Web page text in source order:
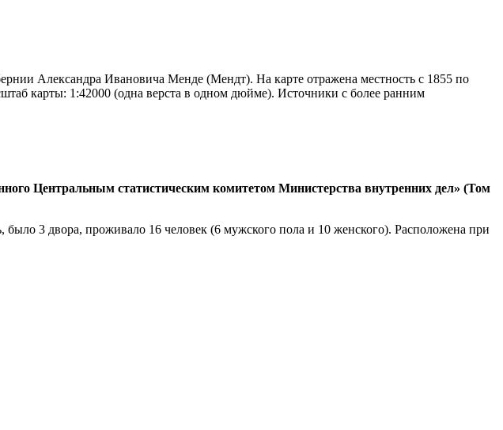
Александра Ивановича Менде (Мендт). На карте отражена местность с 1855 по
карты: 1:42000 (одна верста в одном дюйме). Источники с более ранним
Центральным статистическим комитетом Министерства внутренних дел» (Том
3 двора, проживало 16 человек (6 мужского пола и 10 женского). Расположена при